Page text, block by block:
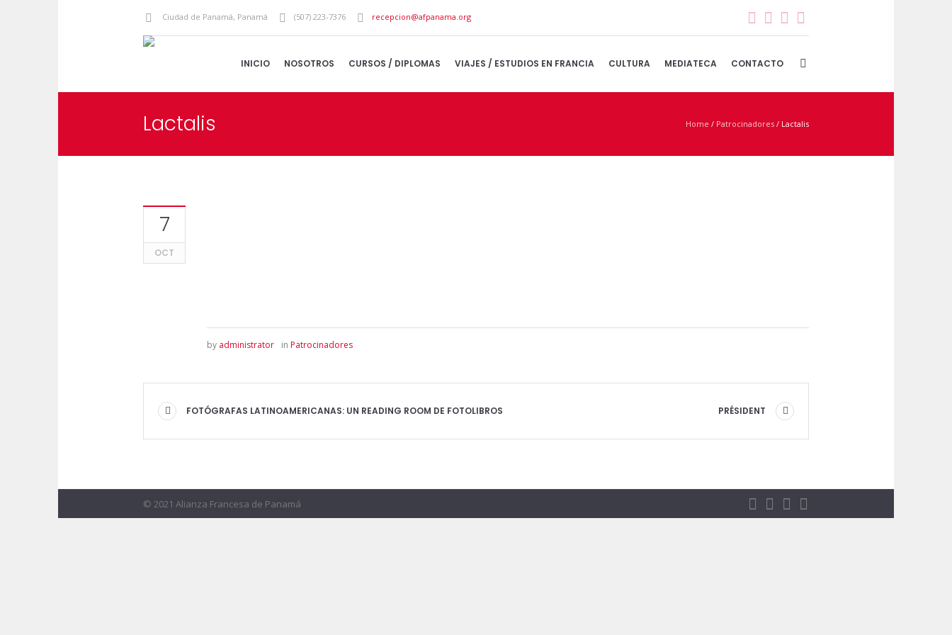
Ciudad de Panamá, Panamá (507) 223-7376 recepcion@afpanama.org
INICIO NOSOTROS CURSOS / DIPLOMAS VIAJES / ESTUDIOS EN FRANCIA CULTURA MEDIATECA CONTACTO
Lactalis Home / Patrocinadores / Lactalis
7
OCT
by administrator in Patrocinadores
FOTÓGRAFAS LATINOAMERICANAS: UN READING ROOM DE FOTOLIBROS PRÉSIDENT
© 2021 Alianza Francesa de Panamá